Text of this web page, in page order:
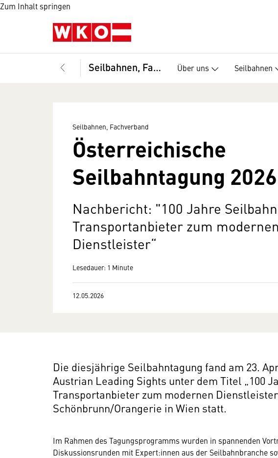
Zum Inhalt springen
Seilbahnen, Fachverband Über uns Seilbahnen
Seilbahnen, Fachverband
Österreichische
Seilbahntagung 2026
Nachbericht: "100 Jahre
Transportanbieter zum modernen
Dienstleister“
Lesedauer: 1 Minute
12.05.2026
Die diesjährige Seilbahntagung fand am 23.
Austrian Leading Sights unter dem Titel „100
Transportanbieter zum modernen
Schönbrunn/Orangerie in Wien statt.
Im Rahmen des Tagungsprogramms wurden in spannenden
Diskussionsrunden mit Expert:innen aus der Seilbahnbranche